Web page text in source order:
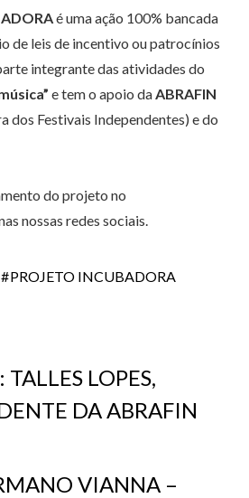
é uma ação 100% bancada
de leis de incentivo ou patrocínios
integrante das atividades do
e tem o apoio daABRAFIN
dos Festivais Independentes) e do
do projeto no
nossas redes sociais.
PROJETO INCUBADORA
LOPES,
DA ABRAFIN
VIANNA –